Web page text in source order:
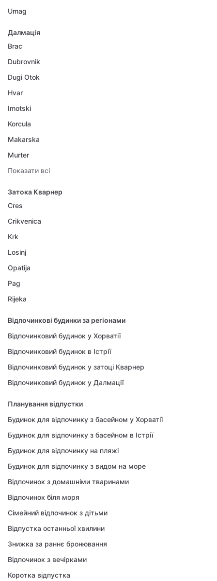
Umag
Далмація
Brac
Dubrovnik
Dugi Otok
Hvar
Imotski
Korcula
Makarska
Murter
Показати всі
Затока Кварнер
Cres
Crikvenica
Krk
Losinj
Opatija
Pag
Rijeka
Відпочинкові будинки за регіонами
Відпочинковий будинок у Хорватії
Відпочинковий будинок в Істрії
Відпочинковий будинок у затоці Кварнер
Відпочинковий будинок у Далмації
Планування відпустки
Будинок для відпочинку з басейном у Хорватії
Будинок для відпочинку з басейном в Істрії
Будинок для відпочинку на пляжі
Будинок для відпочинку з видом на море
Відпочинок з домашніми тваринами
Відпочинок біля моря
Сімейний відпочинок з дітьми
Відпустка останньої хвилини
Знижка за раннє бронювання
Відпочинок з вечірками
Коротка відпустка